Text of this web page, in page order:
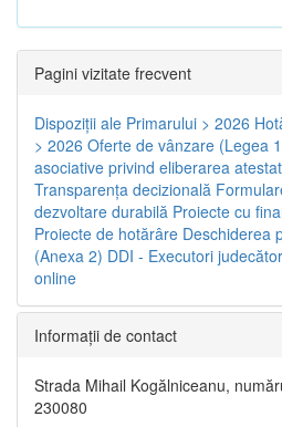
Pagini vizitate frecvent
Dispoziţii ale Primarului > 2026
> 2026 Oferte de vânzare (Legea
asociative privind eliberarea
Transparenţa decizională
dezvoltare durabilă Proiecte cu
Proiecte de hotărâre Deschiderea
(Anexa 2) DDI - Executori
online
Informaţii de contact
Strada Mihail Kogălniceanu,
230080